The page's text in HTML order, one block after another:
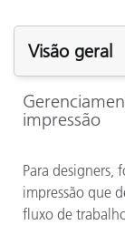
Visão geral
impressão
Para designers,
impressão que
fluxo de